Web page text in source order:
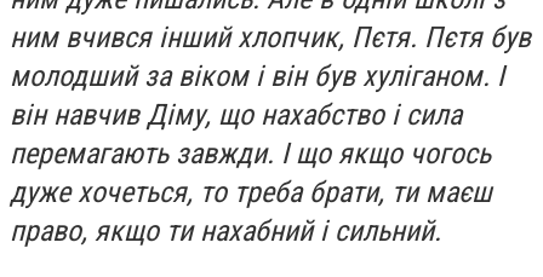
ним вчився інший хлопчик, Пєтя. Пєтя був
молодший за віком і він був хуліганом. І
він навчив Діму, що нахабство і сила
перемагають завжди. І що якщо чогось
дуже хочеться, то треба брати, ти маєш
право, якщо ти нахабний і сильний.